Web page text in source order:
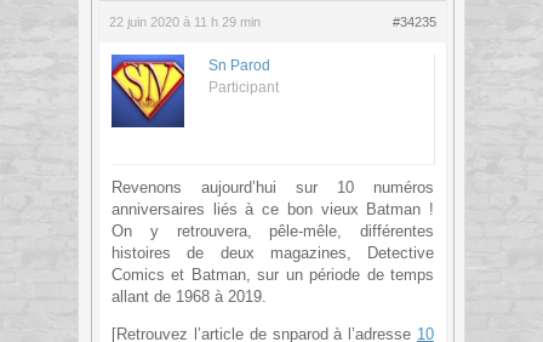
22 juin 2020 à 11 h 29 min #34235
Sn Parod
Participant
Revenons aujourd’hui sur 10 numéros
anniversaires liés à ce bon vieux Batman !
On y retrouvera, pêle-mêle, différentes
histoires de deux magazines, Detective
Comics et Batman, sur un période de temps
allant de 1968 à 2019.
[Retrouvez l’article de snparod à l’adresse 10